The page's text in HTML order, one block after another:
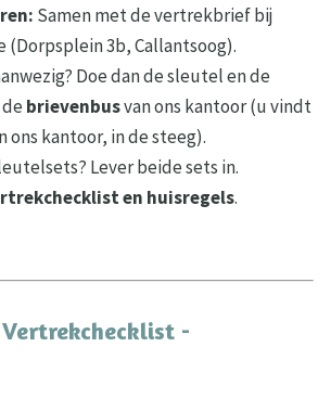
Samen met de vertrekbrief bij
(Dorpsplein 3b, Callantsoog).
Doe dan de sleutel en de
brievenbusvan ons kantoor (u vindt
ons kantoor, in de steeg).
Lever beide sets in.
en huisregels.
-